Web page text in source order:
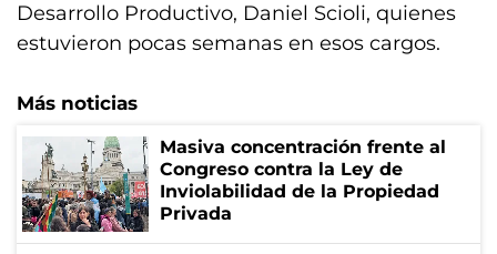
Desarrollo Productivo, Daniel Scioli, quienes
estuvieron pocas semanas en esos cargos.
Más noticias
Masiva concentración frente al
Congreso contra la Ley de
Inviolabilidad de la Propiedad
Privada